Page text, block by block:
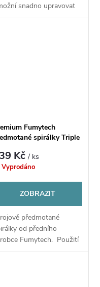
snadno upravovat
chutě díky Hookah Air
Fumytech
spirálky Triple
0.30Ω - 10ks
Kč/ ks
Vyprodáno
ZOBRAZIT
předmotané
od předního
Fumytech. Použití
DL